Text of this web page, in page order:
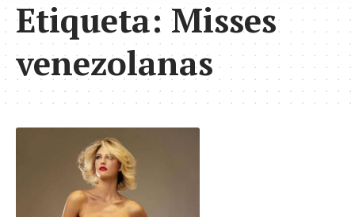
Etiqueta: Misses
venezolanas